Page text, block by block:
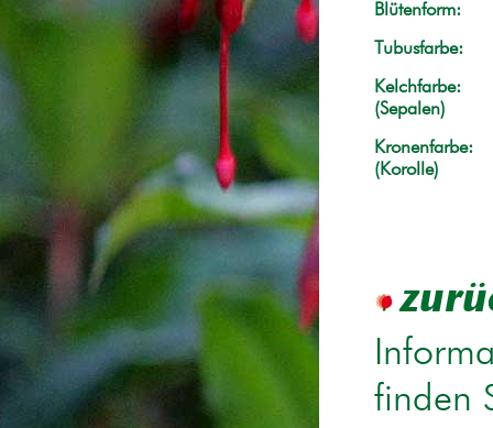
Blütenform:
Tubusfarbe:
Kelchfarbe:
(Sepalen)
Kronenfarbe:
(Korolle)
finden